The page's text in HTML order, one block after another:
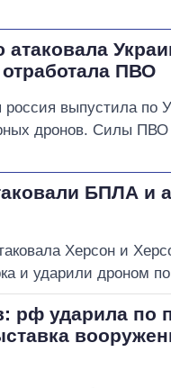
ПВО
выпустила по
дронов. Силы ПВО
БПЛА и
Херсон и
и ударили дроном
рф ударила по